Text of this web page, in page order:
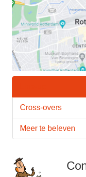
Cross-overs
Meer te beleven